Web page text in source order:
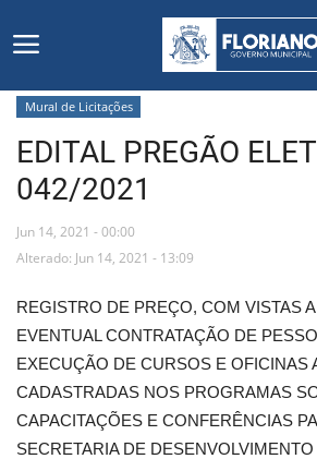
Início
Editais
Floriano
Secretarias e Órgãos
Mural de Licitações
Notícias
Mural de Licitações
EDITAL PREGÃO
042/2021
Jun 14, 2021 - 00:00
Alterado: Jun 14, 2021 - 13:09
REGISTRO DE PREÇO, COM VISTAS
EVENTUAL CONTRATAÇÃO DE
EXECUÇÃO DE CURSOS E OFICINAS
CADASTRADAS NOS PROGRAMAS
CAPACITAÇÕES E CONFERÊNCIAS
SECRETARIA DE